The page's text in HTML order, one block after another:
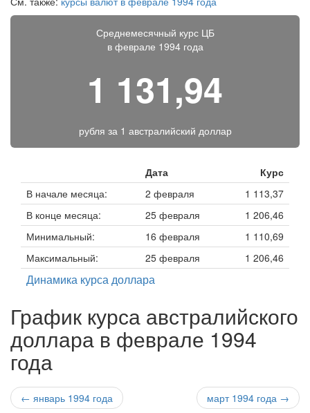
Среднемесячный курс ЦБ
в феврале 1994 года
1 131,94
рубля за 1 австралийский доллар
Дата
Курс
В начале месяца:
2 февраля
1 113,37
В конце месяца:
25 февраля
1 206,46
Минимальный:
16 февраля
1 110,69
Максимальный:
25 февраля 1 206,46
Динамика курса доллара
График курса австралийского
доллара в феврале 1994
года
← январь 1994 года март 1994 года →